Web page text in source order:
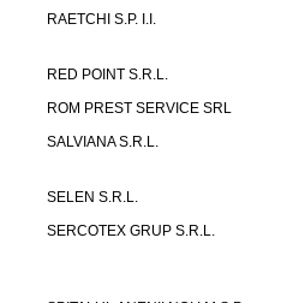
RAETCHI S.P. I.I.
RED POINT S.R.L.
ROM PREST SERVICE SRL
SALVIANA S.R.L.
SELEN S.R.L.
SERCOTEX GRUP S.R.L.